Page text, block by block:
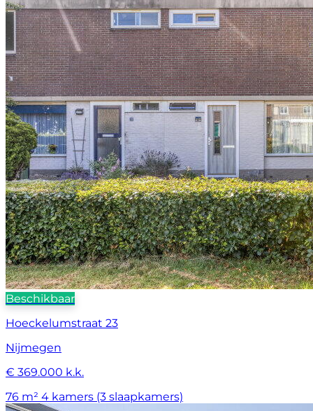
Beschikbaar
Hoeckelumstraat 23
Nijmegen
€ 369.000 k.k.
76 m² 4 kamers (3 slaapkamers)